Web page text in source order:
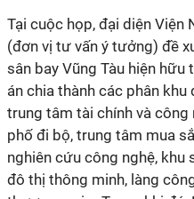
Tại cuộc họp, đại diện Viện
(đơn vị tư vấn ý tưởng) đề
sân bay Vũng Tàu hiện
án chia thành các phân
trung tâm tài chính và công
phố đi bộ, trung tâm mua
nghiên cứu công nghệ, khu
đô thị thông minh, làng